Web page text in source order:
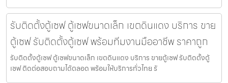
รับติดตั้งตู้เซฟ ตู้เซฟขนาดเล็ก เขตดินแดง บริการ ขาย
ตู้เซฟ รับติดตั้งตู้เซฟ พร้อมทีมงานมืออาชีพ ราคาถูก
รับติดตั้งตู้เซฟ ตู้เซฟขนาดเล็ก เขตดินแดง บริการ ขายตู้เซฟ รับติดตั้งตู้
เซฟ ติดต่อสอบถามได้ตลอด พร้อมให้บริการทั่วไทย รั